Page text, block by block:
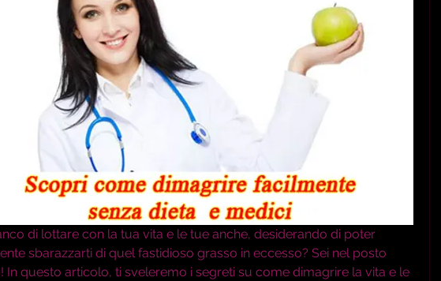
di lottare con la tua vita e le tue anche, desiderando di poter
sbarazzarti di quel fastidioso grasso in eccesso? Sei nel posto
In questo articolo, ti sveleremo i segreti su come dimagrire la vita e le